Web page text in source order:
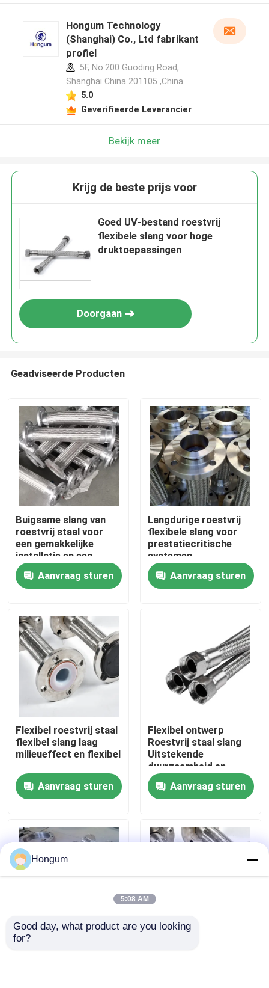
Huis
Producten
Over ons
fabriekstour
Kwaliteitscontrole
Nieuws
Gevallen
Rubberdiafragmaverbindingen
Hongum Technology
(Shanghai) Co., Ltd fabrikant
profiel
5F, No.200 Guoding Road,
Shanghai China 201105 ,China
5.0
Geverifieerde Leverancier
Bekijk meer
Krijg de beste prijs voor
Goed UV-bestand roestvrij
flexibele slang voor hoge
druktoepassingen
Doorgaan
Geadviseerde Producten
Buigsame slang van
roestvrij staal voor
een gemakkelijke
installatie en een
langdurige werking
Aanvraag sturen
Langdurige roestvrij
flexibele slang voor
prestatiecritische
systemen
Aanvraag sturen
Flexibel roestvrij staal
flexibel slang laag
milieueffect en flexibel
Aanvraag sturen
Flexibel ontwerp
Roestvrij staal slang
Uitstekende
duurzaamheid en
veelzijdigheid
Aanvraag sturen
Goed slijtvastheid
Hongum
5:08 AM
Good day, what product are you looking
for?